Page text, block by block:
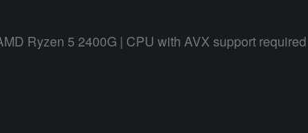
Ryzen 5 2400G | CPU with AVX support required